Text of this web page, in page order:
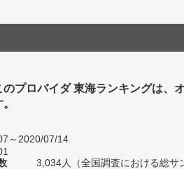
のプロバイダ 東海ランキングは、
～2020/07/14
3,034人（全国調査における総サ